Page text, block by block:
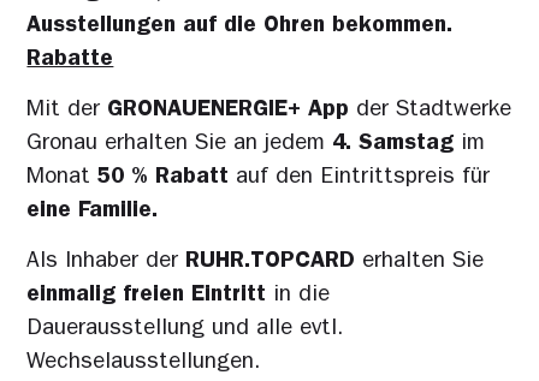
Ausstellungen auf die Ohren bekommen.
Rabatte
Mit der GRONAUENERGIE+ App der Stadtwerke
Gronau erhalten Sie an jedem 4. Samstag im
Monat50 % Rabatt auf den Eintrittspreis für
eine Familie.
Als Inhaber der RUHR.TOPCARD erhalten Sie
einmalig freien Eintritt in die
Dauerausstellung und alle evtl.
Wechselausstellungen.